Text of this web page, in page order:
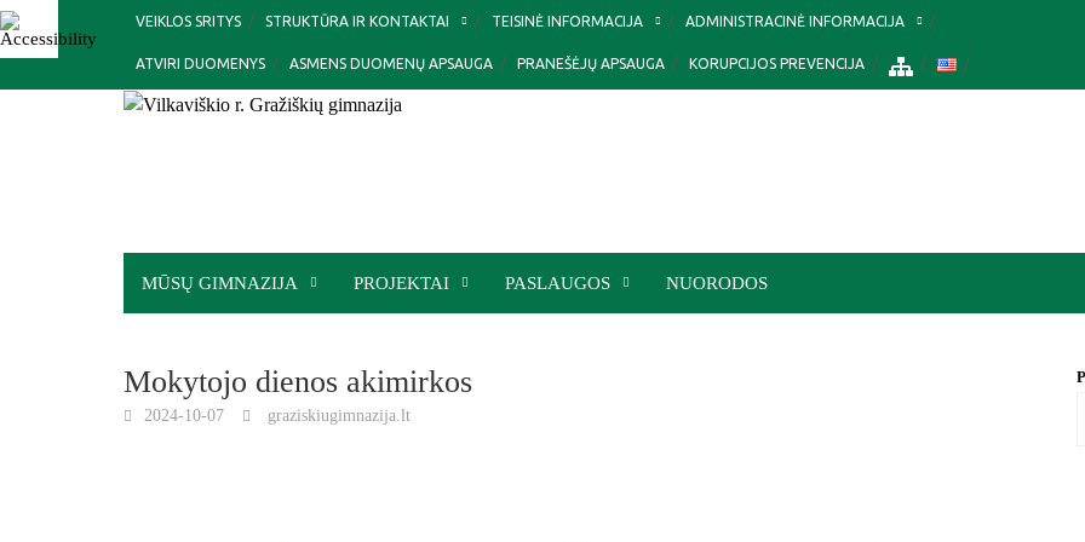
Skip
to
VEIKLOS SRITYS STRUKTŪRA IR KONTAKTAI TEISINĖ INFORMACIJA ADMINISTRACINĖ INFORMACIJA
ATVIRI DUOMENYS ASMENS DUOMENŲ APSAUGA PRANEŠĖJŲ APSAUGA KORUPCIJOS PREVENCIJA
MŪSŲ GIMNAZIJA PROJEKTAI PASLAUGOS NUORODOS
Mokytojo dienos akimirkos
2024-10-07 graziskiugimnazija.lt